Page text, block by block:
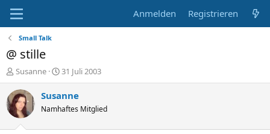
Anmelden Registrieren
Small Talk
@ stille
E
r
s
t
e
Susanne
E
r
s
e
31 Juli 2003
Susanne
Namhaftes Mitglied